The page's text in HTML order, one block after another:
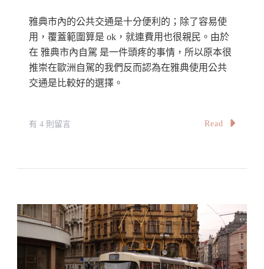
雅典市內的公共交通是十分便利的；除了容易使
用，覆蓋範圍算是 ok，就連費用也很親民。由於
在 雅典市內自駕 是一件頭疼的事情，所以原本很
推崇在歐洲自駕的我們反而認為在雅典使用公共
交通是比較好的選擇。
在
：
雅
典
地
有 4 則留言 Read